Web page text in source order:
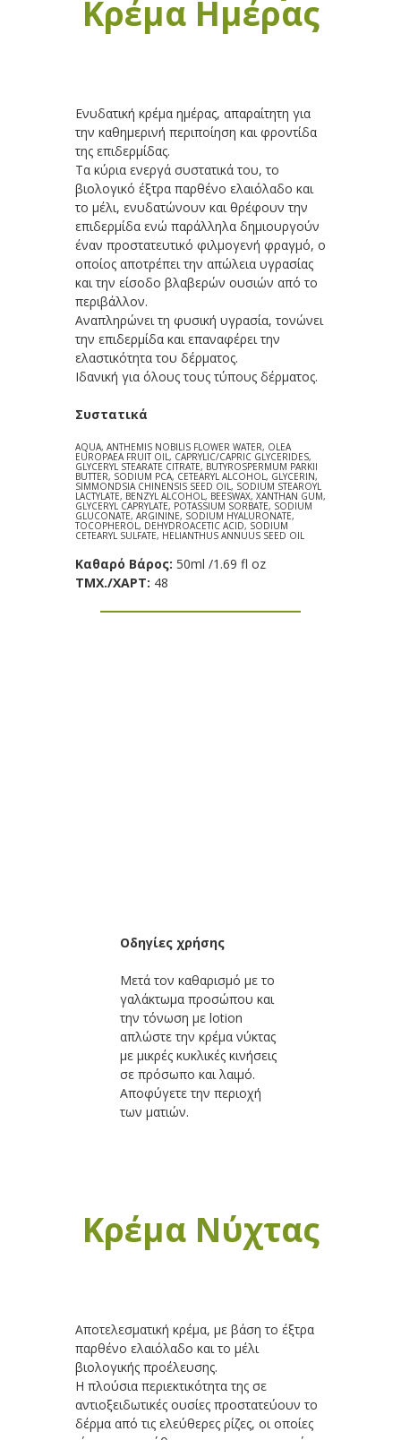
Κρέμα Ημέρας
Ενυδατική κρέμα ημέρας, απαραίτητη για
την καθημερινή περιποίηση και φροντίδα
της επιδερμίδας.
Τα κύρια ενεργά συστατικά του, το
βιολογικό έξτρα παρθένο ελαιόλαδο και
το μέλι, ενυδατώνουν και θρέφουν την
επιδερμίδα ενώ παράλληλα δημιουργούν
έναν προστατευτικό φιλμογενή φραγμό, ο
οποίος αποτρέπει την απώλεια υγρασίας
και την είσοδο βλαβερών ουσιών από το
περιβάλλον.
Αναπληρώνει τη φυσική υγρασία, τονώνει
την επιδερμίδα και επαναφέρει την
ελαστικότητα του δέρματος.
Ιδανική για όλους τους τύπους δέρματος.
Συστατικά
AQUA, ANTHEMIS NOBILIS FLOWER WATER, OLEA
EUROPAEA FRUIT OIL, CAPRYLIC/CAPRIC GLYCERIDES,
GLYCERYL STEARATE CITRATE, BUTYROSPERMUM PARKII
BUTTER, SODIUM PCA, CETEARYL ALCOHOL, GLYCERIN,
SIMMONDSIA CHINENSIS SEED OIL, SODIUM STEAROYL
LACTYLATE, BENZYL ALCOHOL, BEESWAX, XANTHAN GUM,
GLYCERYL CAPRYLATE, POTASSIUM SORBATE, SODIUM
GLUCONATE, ARGININE, SODIUM HYALURONATE,
TOCOPHEROL, DEHYDROACETIC ACID, SODIUM
CETEARYL SULFATE, HELIANTHUS ANNUUS SEED OIL
Καθαρό Βάρος: 50ml /1.69 fl oz
TΜX./ΧΑΡΤ: 48
Οδηγίες χρήσης
Μετά τον καθαρισμό με το
γαλάκτωμα προσώπου και
την τόνωση με lotion
απλώστε την κρέμα νύκτας
με μικρές κυκλικές κινήσεις
σε πρόσωπο και λαιμό.
Αποφύγετε την περιοχή
των ματιών.
Κρέμα Νύχτας
Αποτελεσματική κρέμα, με βάση το έξτρα
παρθένο ελαιόλαδο και το μέλι
βιολογικής προέλευσης.
Η πλούσια περιεκτικότητα της σε
αντιοξειδωτικές ουσίες προστατεύουν το
δέρμα από τις ελεύθερες ρίζες, οι οποίες